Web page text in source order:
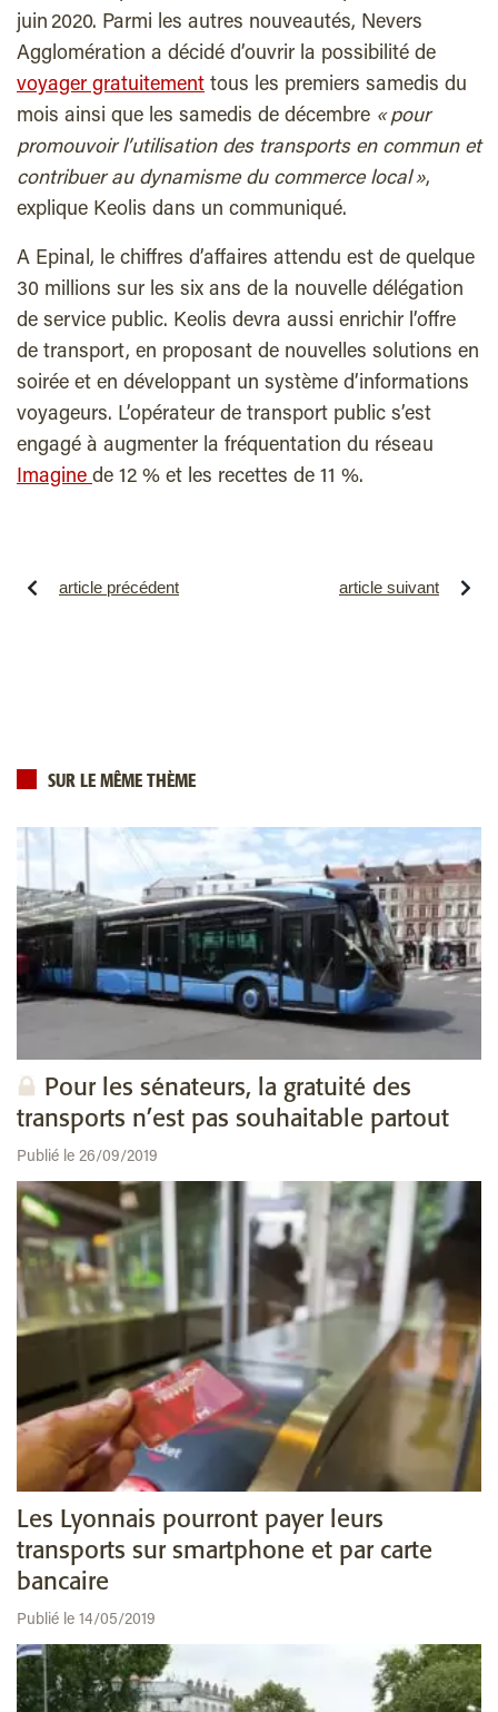
juin 2020. Parmi les autres nouveautés, Nevers
Agglomération a décidé d’ouvrir la possibilité de
voyager gratuitement tous les premiers samedis du
mois ainsi que les samedis de décembre « pour
promouvoir l’utilisation des transports en commun et
contribuer au dynamisme du commerce local »,
explique Keolis dans un communiqué.
A Epinal, le chiffres d’affaires attendu est de quelque
30 millions sur les six ans de la nouvelle délégation
de service public. Keolis devra aussi enrichir l’offre
de transport, en proposant de nouvelles solutions en
soirée et en développant un système d’informations
voyageurs. L’opérateur de transport public s’est
engagé à augmenter la fréquentation du réseau
Imagine de 12 % et les recettes de 11 %.
article précédent article suivant
SUR LE MÊME THÈME
Pour les sénateurs, la gratuité des
transports n’est pas souhaitable partout
Publié le 26/09/2019
Les Lyonnais pourront payer leurs
transports sur smartphone et par carte
bancaire
Publié le 14/05/2019